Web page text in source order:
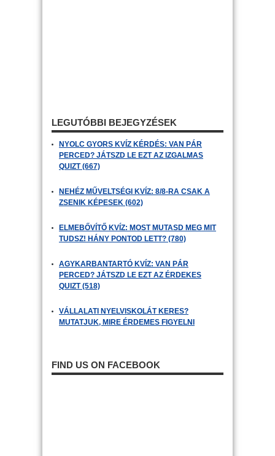
LEGUTÓBBI BEJEGYZÉSEK
NYOLC GYORS KVÍZ KÉRDÉS: VAN PÁR
PERCED? JÁTSZD LE EZT AZ IZGALMAS
QUIZT (667)
NEHÉZ MŰVELTSÉGI KVÍZ: 8/8-RA CSAK A
ZSENIK KÉPESEK (602)
ELMEBŐVÍTŐ KVÍZ: MOST MUTASD MEG MIT
TUDSZ! HÁNY PONTOD LETT? (780)
AGYKARBANTARTÓ KVÍZ: VAN PÁR
PERCED? JÁTSZD LE EZT AZ ÉRDEKES
QUIZT (518)
VÁLLALATI NYELVISKOLÁT KERES?
MUTATJUK, MIRE ÉRDEMES FIGYELNI
FIND US ON FACEBOOK